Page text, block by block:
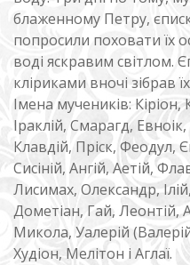
блаженному Петру,
попросили поховати їх
воді яскравим світлом.
кліриками вночі зібрав
Імена мучеників:
Іраклій, Смарагд,
Клавдій, Пріск, Феодул,
Сисіній, Ангій, Аетій,
Лисимах, Олександр,
Дометіан, Гай, Леонтій,
Микола, Уалерій
Худіон, Мелітон і Аглаї.